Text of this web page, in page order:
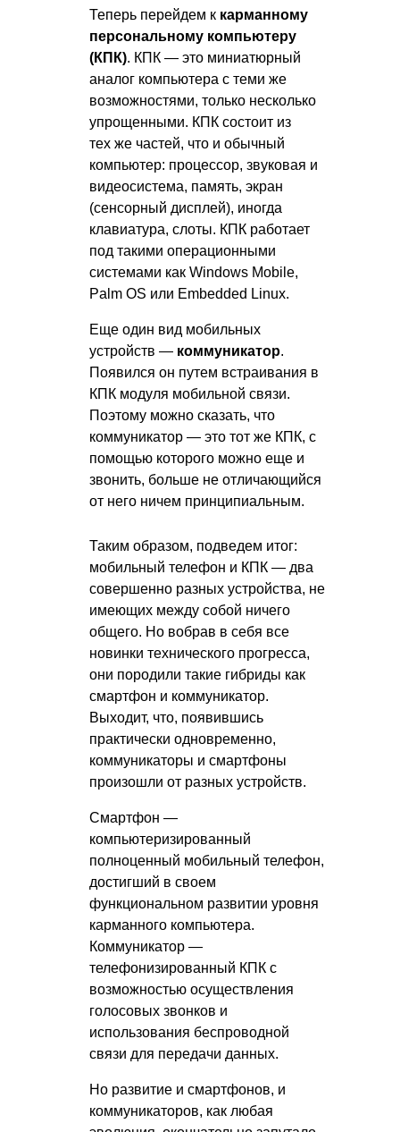
Теперь перейдем к карманному
персональному компьютеру
(КПК). КПК — это миниатюрный
аналог компьютера с теми же
возможностями, только несколько
упрощенными. КПК состоит из
тех же частей, что и обычный
компьютер: процессор, звуковая и
видеосистема, память, экран
(сенсорный дисплей), иногда
клавиатура, слоты. КПК работает
под такими операционными
системами как Windows Mobile,
Palm OS или Embedded Linux.
Еще один вид мобильных
устройств — коммуникатор.
Появился он путем встраивания в
КПК модуля мобильной связи.
Поэтому можно сказать, что
коммуникатор — это тот же КПК, с
помощью которого можно еще и
звонить, больше не отличающийся
от него ничем принципиальным.
Таким образом, подведем итог:
мобильный телефон и КПК — два
совершенно разных устройства, не
имеющих между собой ничего
общего. Но вобрав в себя все
новинки технического прогресса,
они породили такие гибриды как
смартфон и коммуникатор.
Выходит, что, появившись
практически одновременно,
коммуникаторы и смартфоны
произошли от разных устройств.
Смартфон —
компьютеризированный
полноценный мобильный телефон,
достигший в своем
функциональном развитии уровня
карманного компьютера.
Коммуникатор —
телефонизированный КПК с
возможностью осуществления
голосовых звонков и
использования беспроводной
связи для передачи данных.
Но развитие и смартфонов, и
коммуникаторов, как любая